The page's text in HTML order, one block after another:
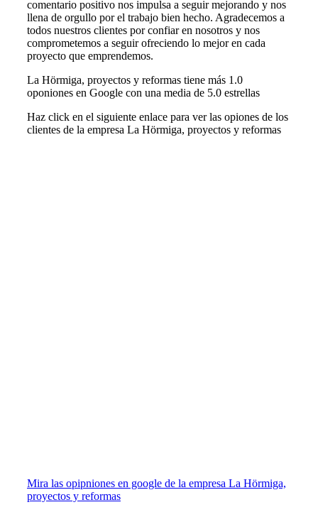
comentario positivo nos impulsa a seguir mejorando y nos
llena de orgullo por el trabajo bien hecho. Agradecemos a
todos nuestros clientes por confiar en nosotros y nos
comprometemos a seguir ofreciendo lo mejor en cada
proyecto que emprendemos.
La Hörmiga, proyectos y reformas tiene más 1.0
oponiones en Google con una media de 5.0 estrellas
Haz click en el siguiente enlace para ver las opiones de los
clientes de la empresa La Hörmiga, proyectos y reformas
Mira las opipniones en google de la empresa La Hörmiga,
proyectos y reformas